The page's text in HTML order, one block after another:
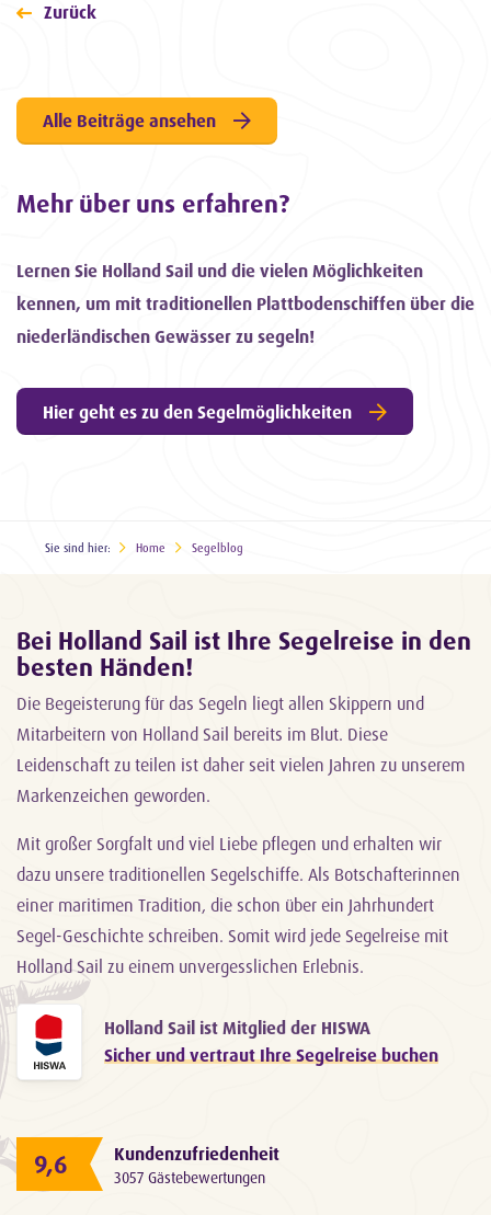
Zurück
Alle Beiträge ansehen
Mehr über uns erfahren?
Lernen Sie Holland Sail und die vielen Möglichkeiten
kennen, um mit traditionellen Plattbodenschiffen über die
niederländischen Gewässer zu segeln!
Hier geht es zu den Segelmöglichkeiten
Sie sind hier: Home Segelblog
Bei Holland Sail ist Ihre Segelreise in den
besten Händen!
Die Begeisterung für das Segeln liegt allen Skippern und
Mitarbeitern von Holland Sail bereits im Blut. Diese
Leidenschaft zu teilen ist daher seit vielen Jahren zu unserem
Markenzeichen geworden.
Mit großer Sorgfalt und viel Liebe pflegen und erhalten wir
dazu unsere traditionellen Segelschiffe. Als Botschafterinnen
einer maritimen Tradition, die schon über ein Jahrhundert
Segel-Geschichte schreiben. Somit wird jede Segelreise mit
Holland Sail zu einem unvergesslichen Erlebnis.
Holland Sail ist Mitglied der HISWA
Sicher und vertraut Ihre Segelreise buchen
9,6 Kundenzufriedenheit
3057 Gästebewertungen